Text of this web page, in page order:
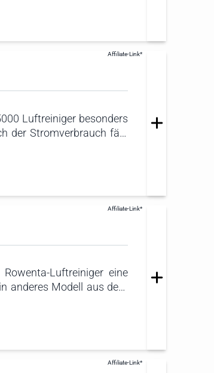
zeichnet sich der
Energieeinsparungen.
Luftreiniger besonders
der Stromverbrauch fällt
Eine Steuerung per
Luftreiniger eine
anderes Modell aus dem